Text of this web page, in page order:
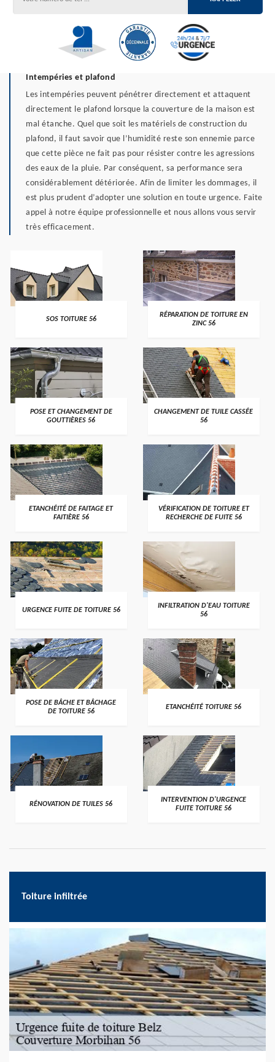
Intempéries et plafond
Les intempéries peuvent pénétrer directement et attaquent
directement le plafond lorsque la couverture de la maison est
mal étanche. Quel que soit les matériels de construction du
plafond, il faut savoir que l’humidité reste son ennemie parce
que cette pièce ne fait pas pour résister contre les agressions
des eaux de la pluie. Par conséquent, sa performance sera
considérablement détériorée. Afin de limiter les dommages, il
est plus prudent d’adopter une solution en toute urgence. Faite
appel à notre équipe professionnelle et nous allons vous servir
très efficacement.
>
SOS TOITURE 56 >
RÉPARATION DE TOITURE EN
ZINC 56
>
POSE ET CHANGEMENT DE
GOUTTIÈRES 56
>
CHANGEMENT DE TUILE CASSÉE
56
>
ETANCHÉITÉ DE FAITAGE ET
FAITIÈRE 56
>
VÉRIFICATION DE TOITURE ET
RECHERCHE DE FUITE 56
>
URGENCE FUITE DE TOITURE 56 >
INFILTRATION D'EAU TOITURE
56
>
POSE DE BÂCHE ET BÂCHAGE
DE TOITURE 56
>
ETANCHÉITÉ TOITURE 56
>
RÉNOVATION DE TUILES 56 >
INTERVENTION D'URGENCE
FUITE TOITURE 56
Toiture infiltrée